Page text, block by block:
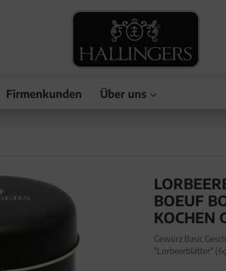
Firmenkunden Über uns
BOEUF
KOCHEN
Gewürz Basic
"Lorbeerblätter"